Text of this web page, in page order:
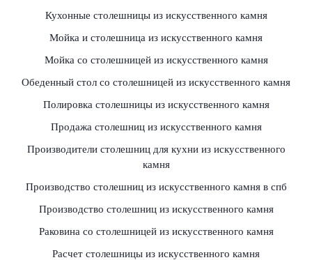
Кухонные столешницы из искусственного камня
Мойка и столешница из искусственного камня
Мойка со столешницей из искусственного камня
Обеденный стол со столешницей из искусственного камня
Полировка столешницы из искусственного камня
Продажа столешниц из искусственного камня
Производители столешниц для кухни из искусственного
камня
Производство столешниц из искусственного камня в спб
Производство столешниц из искусственного камня
Раковина со столешницей из искусственного камня
Расчет столешницы из искусственного камня